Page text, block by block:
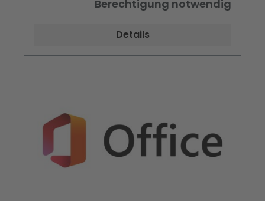
Berechtigung notwendig
Details